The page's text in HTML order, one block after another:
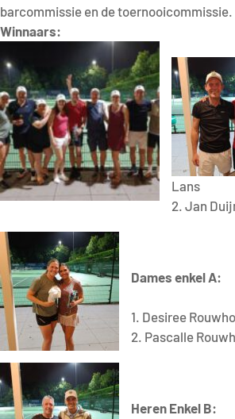
barcommissie en de toernooicommissie.
Winnaars:
Lans
2. Jan
Dames
1. Desiree
2. Pascalle
Heren Enkel B: